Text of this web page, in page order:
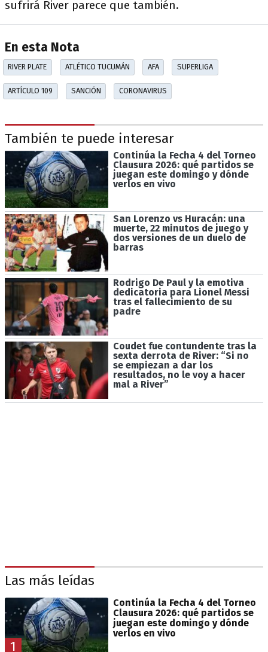
sufrirá River parece que también.
En esta Nota
RIVER PLATE ATLÉTICO TUCUMÁN AFA SUPERLIGA
ARTÍCULO 109 SANCIÓN CORONAVIRUS
También te puede interesar
Continúa la Fecha 4 del Torneo
Clausura 2026: qué partidos se
juegan este domingo y dónde
verlos en vivo
San Lorenzo vs Huracán: una
muerte, 22 minutos de juego y
dos versiones de un duelo de
barras
Rodrigo De Paul y la emotiva
dedicatoria para Lionel Messi
tras el fallecimiento de su
padre
Coudet fue contundente tras la
sexta derrota de River: “Si no
se empiezan a dar los
resultados, no le voy a hacer
mal a River”
Las más leídas
1
Continúa la Fecha 4 del Torneo
Clausura 2026: qué partidos se
juegan este domingo y dónde
verlos en vivo